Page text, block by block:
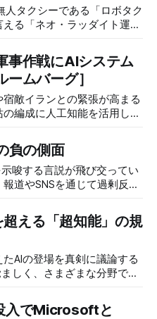
人タクシーである「ロボタク
る「ネオ・ラッダイト運
の展開都市は拡大してお
どり着いた。
事作戦にAIシステム
ムバーグ］
敵イランとの緊張が高まる
編成に人工知能を活用し始
、空爆の標的を選定するた
るAI推薦システムを使用し
負の側面
唆する言説が飛び交ってい
道やSNSを通じて過剰反応
面が顕在化している。
える「超知能」の規
AIの登場を真剣に議論する
しく、さまざまな分野で超
る。我々は非常に興味深い
入でMicrosoftと